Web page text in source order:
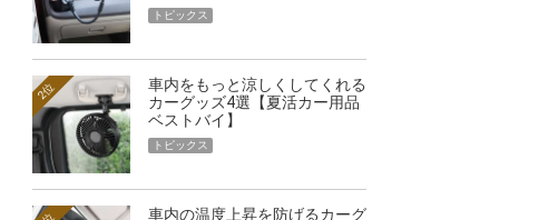
トピックス
車内をもっと涼しくしてくれる
カーグッズ4選【夏活カー用品
ベストバイ】
2位
トピックス
車内の温度上昇を防げるカーグ